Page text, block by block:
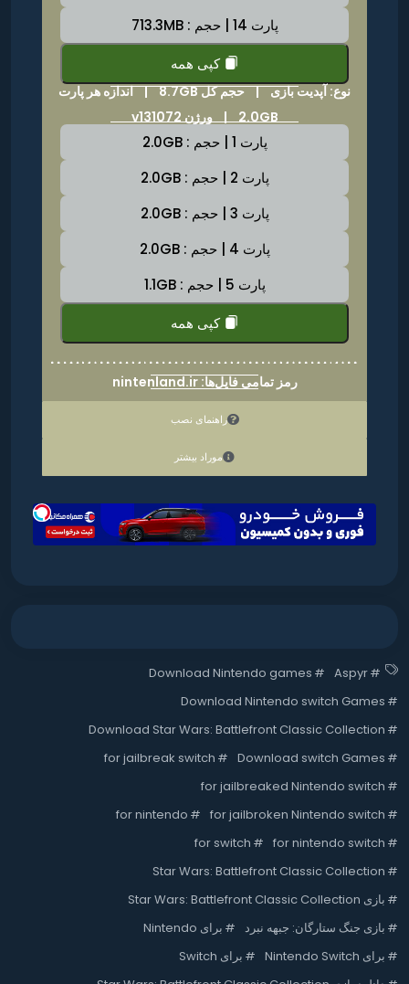
راهنمای نصب
موراد بیشتر
پارت 14 | حجم : 713.3MB
کپی همه
نوع: آپدیت بازی | حجم کل 8.7GB | اندازه هر پارت
2.0GB | ورژن v131072
پارت 1 | حجم : 2.0GB
پارت 2 | حجم : 2.0GB
پارت 3 | حجم : 2.0GB
پارت 4 | حجم : 2.0GB
پارت 5 | حجم : 1.1GB
کپی همه
رمز تمامی فایل‌ها: nintenland.ir
#
Aspyr
#
Download Nintendo games
#
Download Nintendo switch Games
#
Download Star Wars: Battlefront Classic Collection
#
Download switch Games
#
for jailbreak switch
#
for jailbreaked Nintendo switch
#
for jailbroken Nintendo switch
#
for nintendo
#
for nintendo switch
#
for switch
#
Star Wars: Battlefront Classic Collection
# بازی Star Wars: Battlefront Classic Collection
# بازی جنگ ستارگان: جبهه نبرد # برای Nintendo
# برای Nintendo Switch # برای Switch